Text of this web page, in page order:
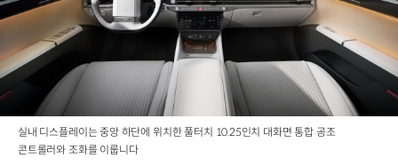
실내 디스플레이는 중앙 하단에 위치한 풀터치 10.25인치 대화면 통합 공조
콘트롤러와 조화를 이룹니다